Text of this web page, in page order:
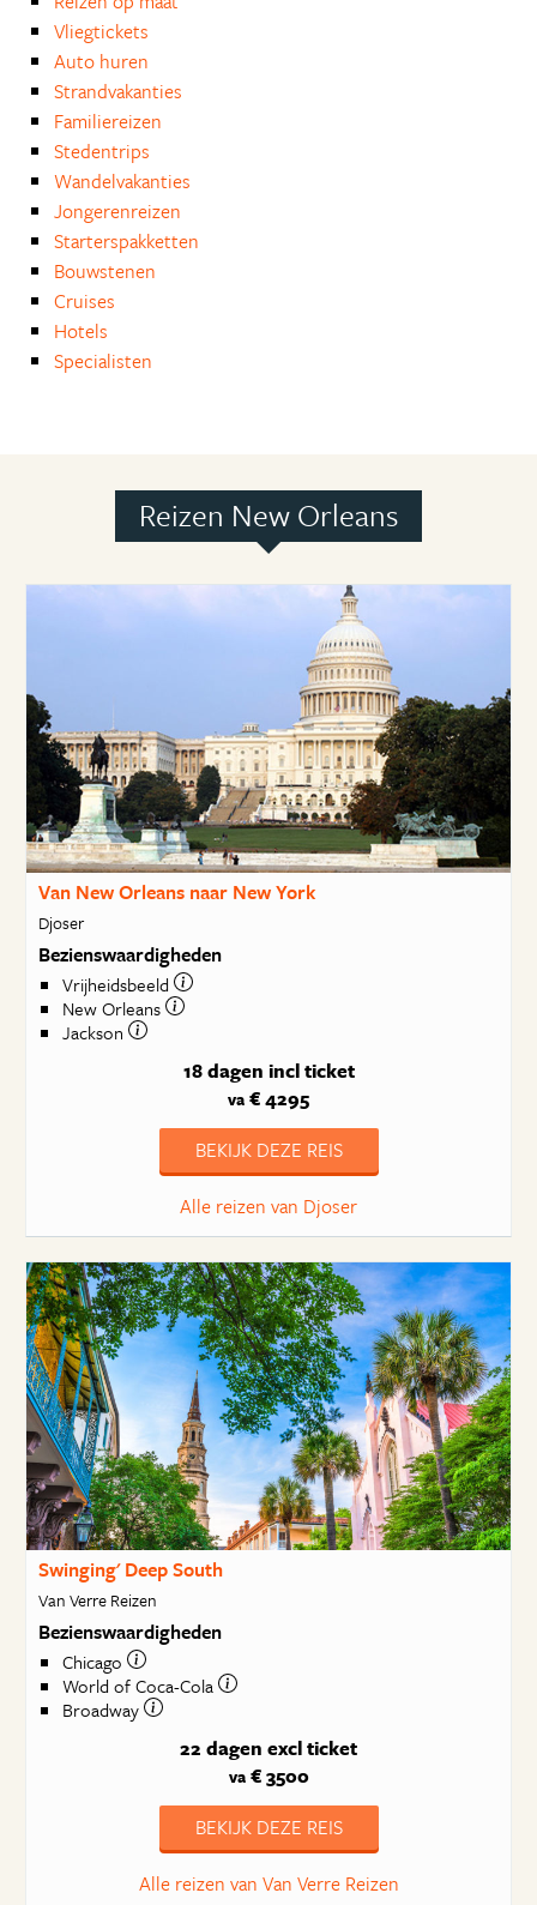
Vliegtickets
Auto huren
Strandvakanties
Familiereizen
Stedentrips
Wandelvakanties
Jongerenreizen
Starterspakketten
Bouwstenen
Cruises
Hotels
Specialisten
Reizen New Orleans
Van New Orleans naar New York
Djoser
Bezienswaardigheden
Vrijheidsbeeld
New Orleans
Jackson
18 dagen incl ticket
va € 4295
BEKIJK DEZE REIS
Alle reizen van Djoser
Swinging' Deep South
Van Verre Reizen
Bezienswaardigheden
Chicago
World of Coca-Cola
Broadway
22 dagen excl ticket
va€ 3500
BEKIJK DEZE REIS
Alle reizen van Van Verre Reizen